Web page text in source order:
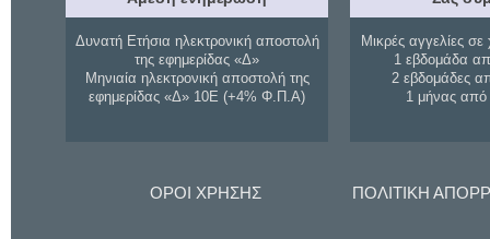
Δυνατή Ετήσια ηλεκτρονική αποστολή
της εφημερίδας «Δ»
Μηνιαία ηλεκτρονική αποστολή της
εφημερίδας «Δ» 10Ε (+4% Φ.Π.Α)
Μικρές αγγελίες σε
1 εβδομάδα
2 εβδομάδες
1 μήνας
ΟΡΟΙ ΧΡΗΣΗΣ ΠΟΛΙΤΙΚΗ